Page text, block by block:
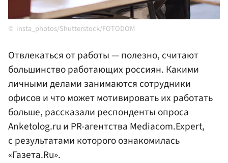
insta_photos/Shutterstock/FOTODOM
Отвлекаться от работы — полезно, считают
большинство работающих россиян. Какими
личными делами занимаются сотрудники
офисов и что может мотивировать их работать
больше, рассказали респонденты опроса
Anketolog.ru и PR-агентства Mediacom.Expert,
с результатами которого ознакомилась
«Газета.Ru».